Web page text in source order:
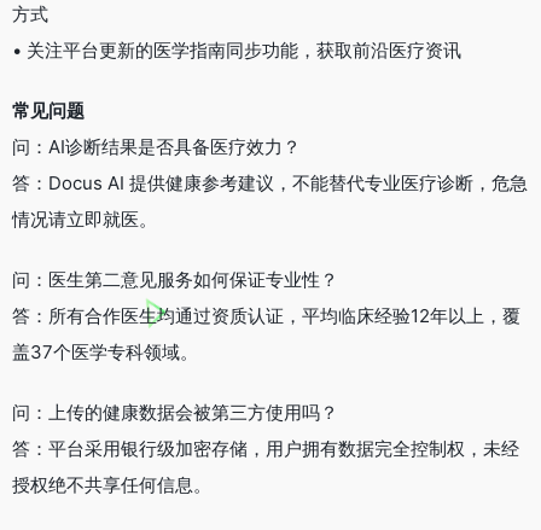
方式
• 关注平台更新的医学指南同步功能，获取前沿医疗资讯
常见问题
问：AI诊断结果是否具备医疗效力？
答：Docus AI 提供健康参考建议，不能替代专业医疗诊断，危急
情况请立即就医。
问：医生第二意见服务如何保证专业性？
答：所有合作医生均通过资质认证，平均临床经验12年以上，覆
盖37个医学专科领域。
问：上传的健康数据会被第三方使用吗？
答：平台采用银行级加密存储，用户拥有数据完全控制权，未经
授权绝不共享任何信息。